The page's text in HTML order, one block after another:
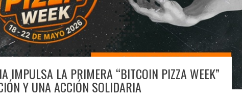
IMPULSA LA PRIMERA “BITCOIN PIZZA WEEK”
Y UNA ACCIÓN SOLIDARIA